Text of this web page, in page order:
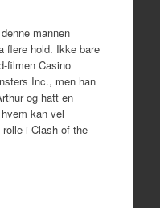
mannen
flere hold. Ikke bare
filmen Casino
Inc., men han
og hatt en
kan vel
i Clash of the